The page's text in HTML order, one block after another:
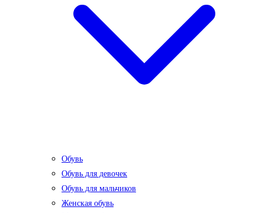
Обувь
Обувь для девочек
Обувь для мальчиков
Женская обувь